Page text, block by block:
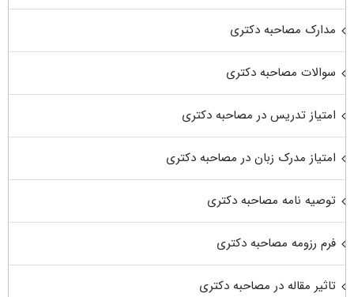
مدارک مصاحبه دکتری
سوالات مصاحبه دکتری
امتیاز تدریس در مصاحبه دکتری
امتیاز مدرک زبان در مصاحبه دکتری
توصیه نامه مصاحبه دکتری
فرم رزومه مصاحبه دکتری
تاثیر مقاله در مصاحبه دکتری